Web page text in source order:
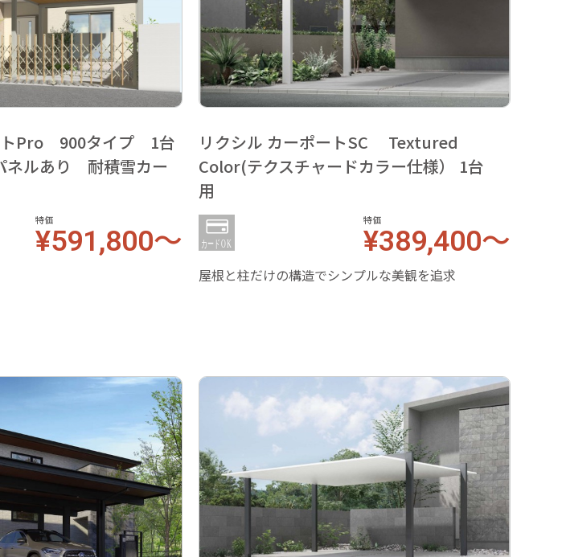
Pro 900タイプ 1台
ルあり 耐積雪カー
特価
¥591,800～
リクシル カーポートSC Textured
Color(テクスチャードカラー仕様） 1台
用
特価
¥389,400～
屋根と柱だけの構造でシンプルな美観を追求